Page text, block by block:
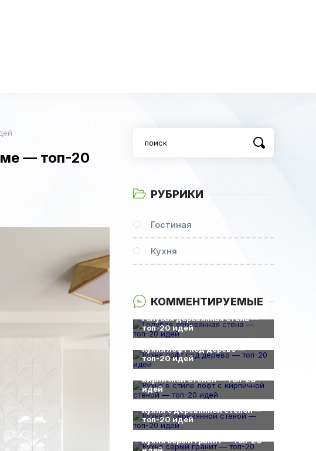
— топ-20
РУБРИКИ
Гостиная
Кухня
КОММЕНТИРУЕМЫЕ
Голубая деревянная стена —
топ-20 идей
0
Кухня лофт под дерево —
топ-20 идей
Кухня в стиле лофт с
кирпичной стеной — топ-20
идей
0
Кухня с деревянной стеной —
топ-20 идей
Кухня серый гранит — топ-20